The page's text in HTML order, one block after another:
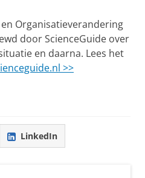
Organisatieverandering
door ScienceGuide over
en daarna. Lees het
>>
LinkedIn